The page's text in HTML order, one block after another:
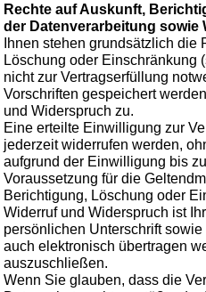
Rechte auf Auskunft,
der Datenverarbeitung sowie
Ihnen stehen grundsätzlich die
Löschung oder Einschränkung
nicht zur Vertragserfüllung
Vorschriften gespeichert
und Widerspruch zu.
Eine erteilte Einwilligung zur
jederzeit widerrufen werden,
aufgrund der Einwilligung bis
Voraussetzung für die
Berichtigung, Löschung oder
Widerruf und Widerspruch ist
persönlichen Unterschrift
auch elektronisch übertragen
auszuschließen.
Wenn Sie glauben, dass die